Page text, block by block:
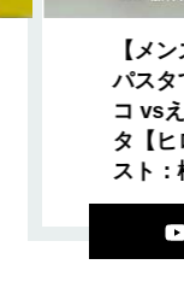
【メ
パスタ
コ vs
タ【
スト：